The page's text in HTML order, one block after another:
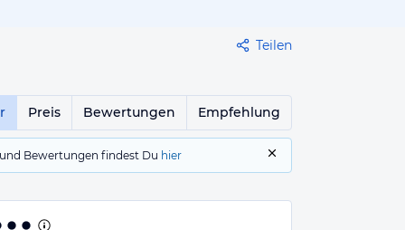
Teilen
Preis Bewertungen Empfehlung
Bewertungen findest Du hier